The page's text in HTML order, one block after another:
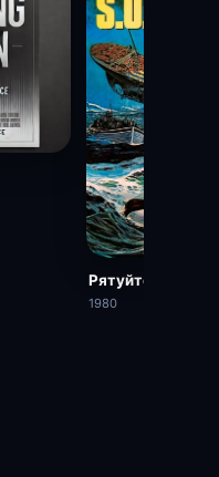
Рятуйте Титанік
1980